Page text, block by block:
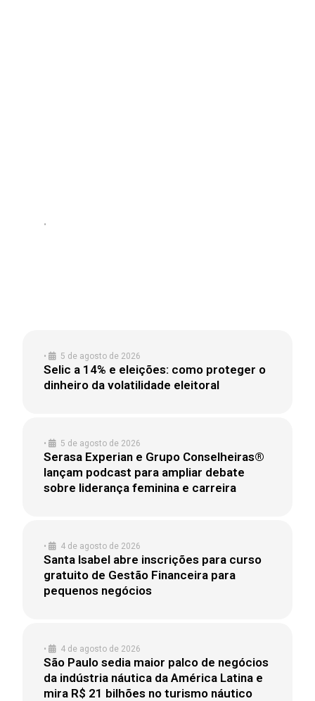
•
• 5 de agosto de 2026
Selic a 14% e eleições: como proteger o
dinheiro da volatilidade eleitoral
• 5 de agosto de 2026
Serasa Experian e Grupo Conselheiras®
lançam podcast para ampliar debate
sobre liderança feminina e carreira
• 4 de agosto de 2026
Santa Isabel abre inscrições para curso
gratuito de Gestão Financeira para
pequenos negócios
• 4 de agosto de 2026
São Paulo sedia maior palco de negócios
da indústria náutica da América Latina e
mira R$ 21 bilhões no turismo náutico